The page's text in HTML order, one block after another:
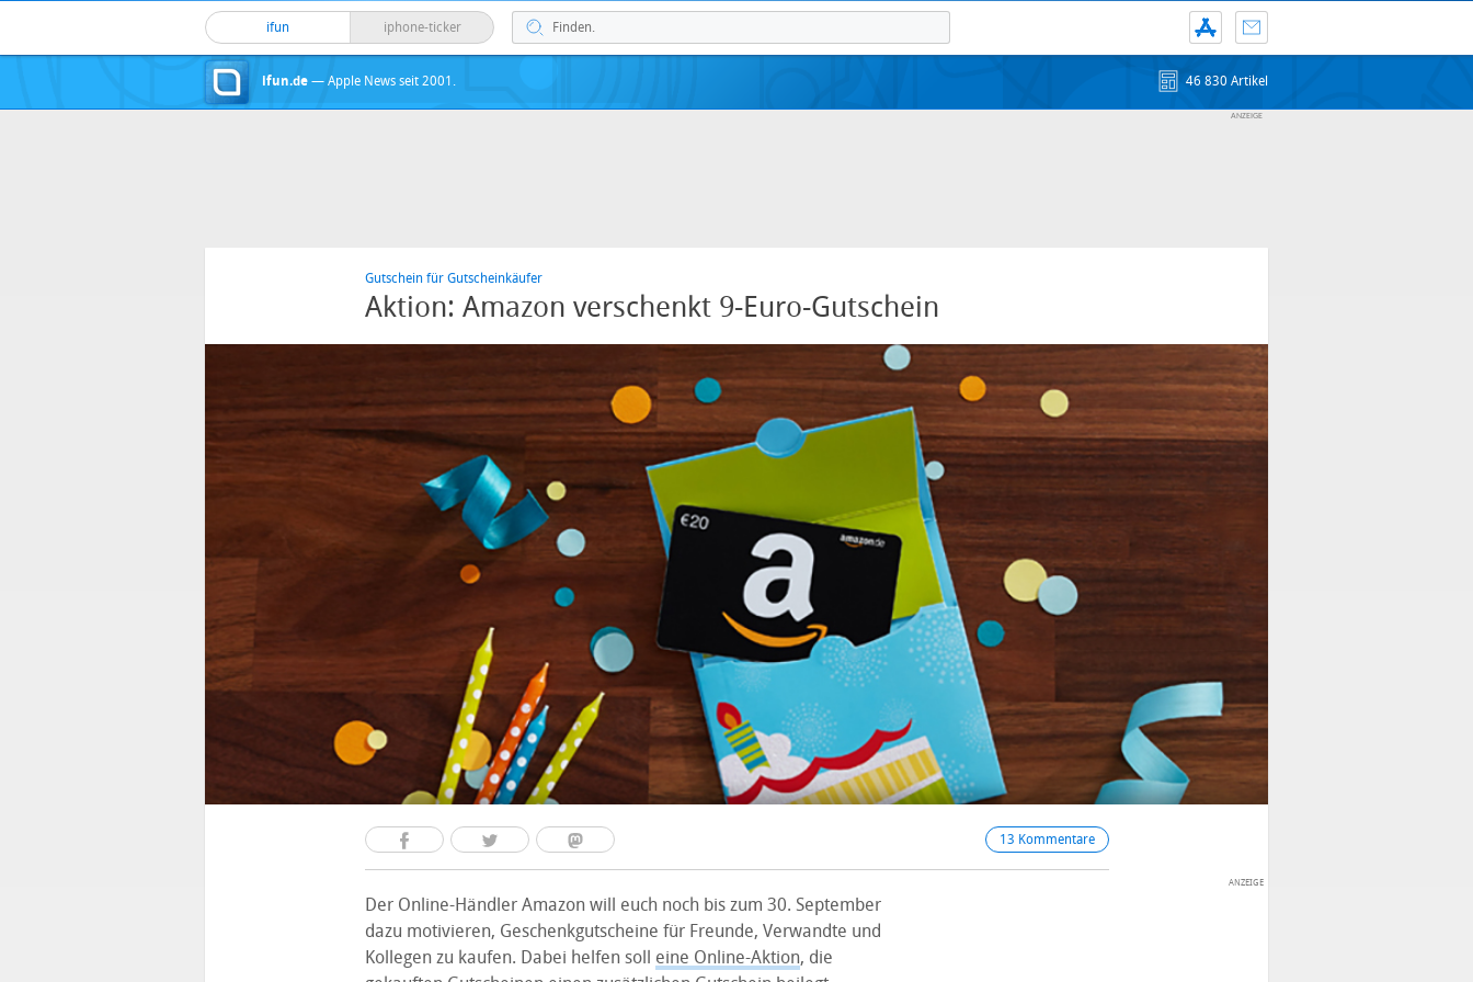
ifun iphone-ticker
ifun.de — Apple News seit 2001. 46 830 Artikel
Gutschein für Gutscheinkäufer
Aktion: Amazon verschenkt 9-Euro-Gutschein
13 Kommentare
Der Online-Händler Amazon will euch noch bis zum 30. September
dazu motivieren, Geschenkgutscheine für Freunde, Verwandte und
Kollegen zu kaufen. Dabei helfen soll eine Online-Aktion, die